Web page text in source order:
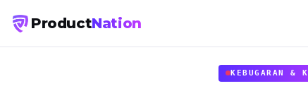
ProductNation
KEBUGARAN &